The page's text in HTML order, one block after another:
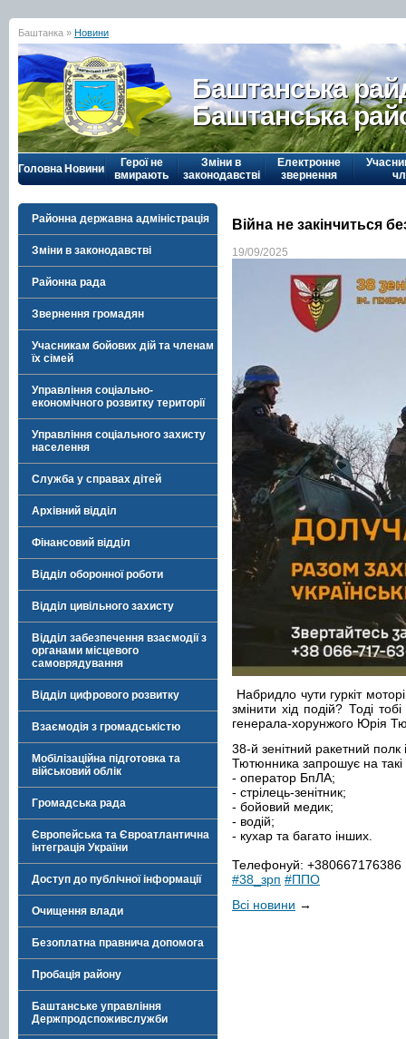
Баштанка » Новини
Баштанська
Баштанська
Головна Новини
Герої не
вмирають
Зміни в
законодавстві
Електронне
звернення
Районна державна адміністрація
Зміни в законодавстві
Районна рада
Звернення громадян
Учасникам бойових дій та членам
їх сімей
Управління соціально-
економічного розвитку території
Управління соціального захисту
населення
Служба у справах дітей
Архівний відділ
Фінансовий відділ
Відділ оборонної роботи
Відділ цивільного захисту
Відділ забезпечення взаємодії з
органами місцевого
самоврядування
Відділ цифрового розвитку
Взаємодія з громадськістю
Мобілізаційна підготовка та
військовий облік
Громадська рада
Європейська та Євроатлантична
інтеграція України
Доступ до публічної інформації
Очищення влади
Безоплатна правнича допомога
Пробація району
Баштанське управління
Держпродспоживслужби
Війна не закінчиться
19/09/2025
Набридло чути гуркіт
змінити хід подій? Тоді
генерала-хорунжого Юрія
38-й зенітний ракетний
Тютюнника запрошує на
- оператор БпЛА;
- стрілець-зенітник;
- бойовий медик;
- водій;
- кухар та багато інших.
Телефонуй: +380667176386
#38_зрп #ППО
Всі новини →